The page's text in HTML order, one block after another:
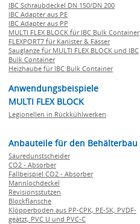
IBC Schraubdeckel DN 150/DN 200
IBC Adapter aus PE
IBC Adapter aus PP
MULTI FLEX BLOCK für IBC Bulk Container
FLEXPORT7 für Kanister & Fässer
Sauglanze für MULTI FLEX BLOCK und IBC
Bulk Container
Heizhaube für IBC Bulk Container
Anwendungsbeispiele
MULTI FLEX BLOCK
Legionellen in Rückkühlwerken
Anbauteile für den Behälterbau
Säuredunstscheider
CO2 - Absorber
Fallbeispiel CO2 - Absorber
Mannlochdeckel
Revisionsstutzen
Blockflansche
Klöpperboden aus PP-CPK, PE-SK, PVDF-
geätzt, PVC U und PVC-C